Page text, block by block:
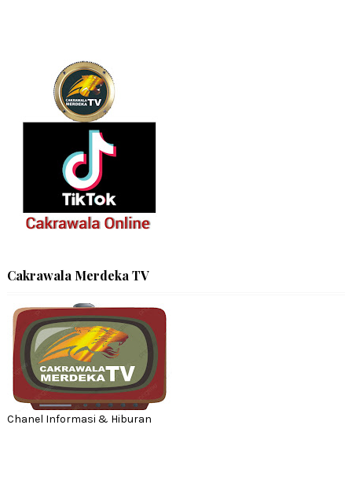
Cakrawala Merdeka TV
Chanel Informasi & Hiburan